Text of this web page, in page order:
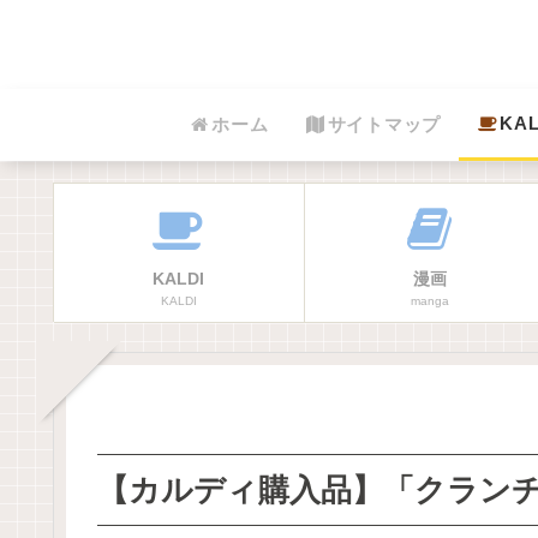
ホーム サイトマップ
KALDI
KALDI
漫画
manga
【カルディ購入品】「クラ